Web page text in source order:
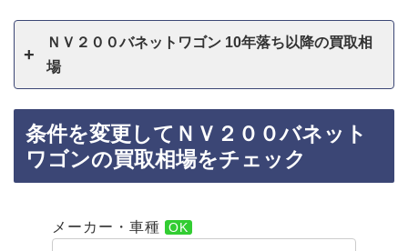
ＮＶ２００バネットワゴン 10年落ち以降の買取相
場
条件を変更してＮＶ２００バネット
ワゴンの買取相場をチェック
メーカー・車種